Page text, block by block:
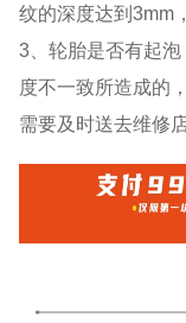
纹的深度达到3mm
3、轮胎是否有起
度不一致所造成的
需要及时送去维修